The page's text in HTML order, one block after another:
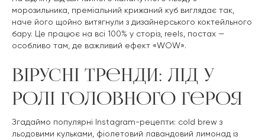
морозильника, преміальний крижаний куб виглядає так,
наче його щойно витягнули з дизайнерського коктейльного
бару. Це працює на всі 100% у сторіз, reels, постах —
особливо там, де важливий ефект «WOW».
Вірусні тренди: лід у
ролі головного героя
Згадаймо популярні Instagram-рецепти: cold brew з
льодовими кульками, фіолетовий лавандовий лимонад із